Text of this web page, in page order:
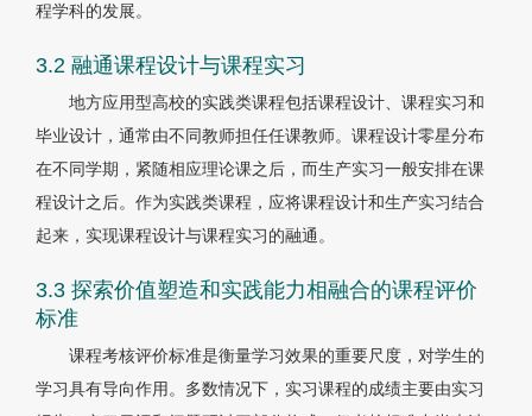
程学科的发展。
3.2 融通课程设计与课程实习
地方应用型高校的实践类课程包括课程设计、课程实习和
毕业设计，通常由不同教师担任任课教师。课程设计零星分布
在不同学期，紧随相应理论课之后，而生产实习一般安排在课
程设计之后。作为实践类课程，应将课程设计和生产实习结合
起来，实现课程设计与课程实习的融通。
3.3 探索价值塑造和实践能力相融合的课程评价
标准
课程考核评价标准是衡量学习效果的重要尺度，对学生的
学习具有导向作用。多数情况下，实习课程的成绩主要由实习